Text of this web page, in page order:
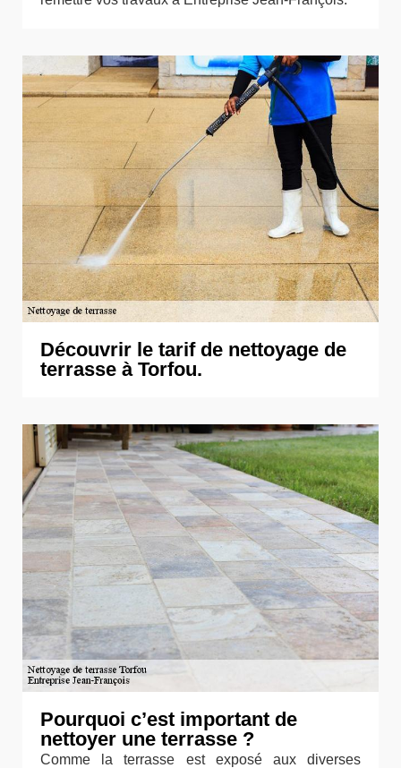
Découvrir le tarif de nettoyage de
terrasse à Torfou.
Pourquoi c’est important de
nettoyer une terrasse ?
Comme la terrasse est exposé aux diverses